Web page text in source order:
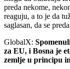
preda nekome,
reaguju, a to je da
saglasan, da se
GlobalX:
za EU, i Bosna je
zemlje u principu